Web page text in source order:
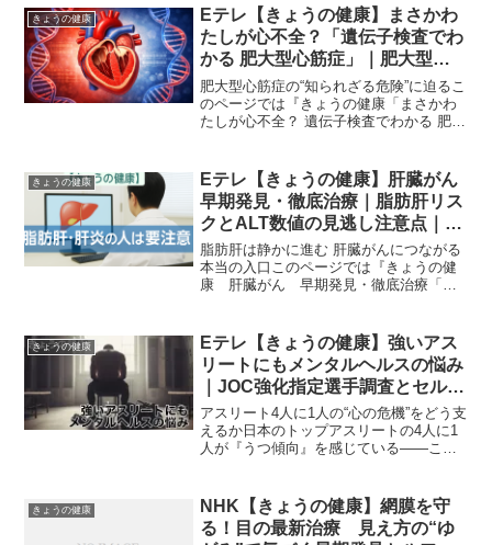
重が落ちていきます。番組が伝える本質
は、太りすぎを避ける...
きょうの健康
Eテレ【きょうの健康】まさかわ
たしが心不全？「遺伝子検査でわ
かる 肥大型心筋症」｜肥大型心
筋症・遺伝子検査・心不全とサル
コメア異常・家族性心筋症リス
ク・心筋ミオシン阻害薬の最新知
肥大型心筋症の“知られざる危険”に迫るこ
のページでは『きょうの健康「まさかわ
たしが心不全？ 遺伝子検査でわかる 肥大
切れや胸の圧迫感を「疲れかな」と見過
ごしてしま...
きょうの健康
Eテレ【きょうの健康】肝臓がん
早期発見・徹底治療｜脂肪肝リス
クとALT数値の見逃し注意点｜
2025年12月15日
脂肪肝は静かに進む 肝臓がんにつながる
本当の入口このページでは『きょうの健
康 肝臓がん 早期発見・徹底治療「脂
めています。肝臓は「沈黙の臓器」と呼
ばれるほど、異...
きょうの健康
Eテレ【きょうの健康】強いアス
リートにもメンタルヘルスの悩み
｜JOC強化指定選手調査とセルフ
チェック“初期サイン”の実態｜
2025年12月4日
アスリート4人に1人の“心の危機”をどう支
えるか日本のトップアスリートの4人に1
人が『うつ傾向』を感じている——この
競技の裏には、見えないストレスの積み
重ねがあります。こ...
きょうの健康
NHK【きょうの健康】網膜を守
る！目の最新治療 見え方の“ゆ